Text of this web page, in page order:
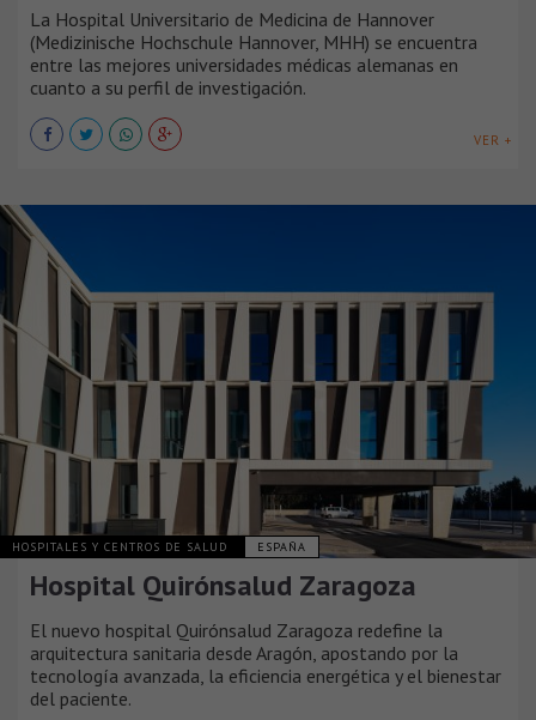
La Hospital Universitario de Medicina de Hannover
(Medizinische Hochschule Hannover, MHH) se encuentra
entre las mejores universidades médicas alemanas en
cuanto a su perfil de investigación.
VER +
HOSPITALES Y CENTROS DE SALUD ESPAÑA
Hospital Quirónsalud Zaragoza
El nuevo hospital Quirónsalud Zaragoza redefine la
arquitectura sanitaria desde Aragón, apostando por la
tecnología avanzada, la eficiencia energética y el bienestar
del paciente.